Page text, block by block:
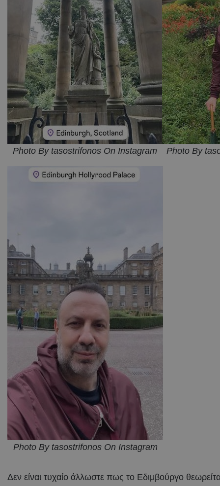
Photo By tasostrifonos On Instagram Photo By
Photo By tasostrifonos On Instagram
Δεν είναι τυχαίο άλλωστε πως το Εδιμβούργο